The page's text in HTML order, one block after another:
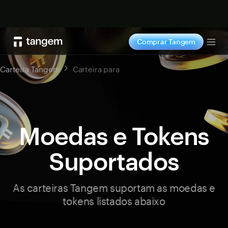
Comprar Tangem
Carteira Tangem Carteira para
Moedas e Tokens
Suportados
As carteiras Tangem suportam as moedas e
tokens listados abaixo